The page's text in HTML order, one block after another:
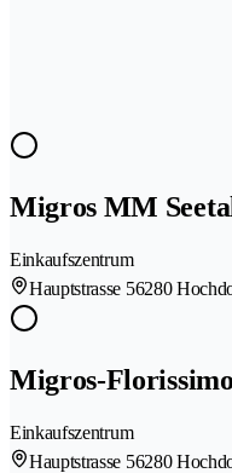
Migros MM
Einkaufszentrum
Hauptstrasse 56280
Migros-Florissimo
Einkaufszentrum
Hauptstrasse 56280